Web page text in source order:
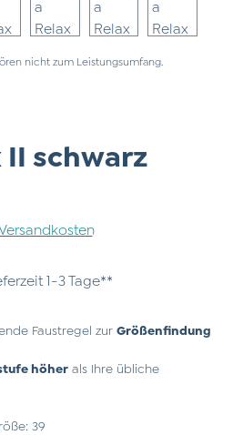
nicht zum Leistungsumfang.
II schwarz
1-3 Tage**
Faustregel zur Größenfindung
höher als Ihre übliche
39